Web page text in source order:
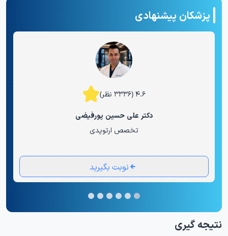
پزشکان پیشنهادی
۴.۶ (۳۳۳۶ نظر)
دکتر علی حسین پورفیضی
تخصص ارتوپدی
نوبت بگیرید
نتیجه گیری